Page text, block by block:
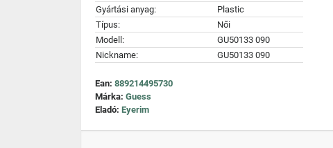
Gyártási anyag:
Plastic
Típus:
Női
Modell:
GU50133 090
Nickname:
GU50133 090
Ean: 889214495730
Márka: Guess
Eladó: Eyerim